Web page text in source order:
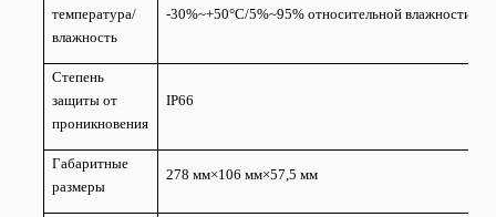
температура/
влажность
-30%~+50°C/5%~95% относительной влажности
Степень
защиты от
проникновения
IP66
Габаритные
размеры
278 мм×106 мм×57,5 мм